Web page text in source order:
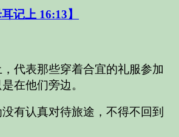
耳记上 16:13】
代表那些穿着合宜的礼服参加
在他们旁边。
有认真对待旅途，不得不回到